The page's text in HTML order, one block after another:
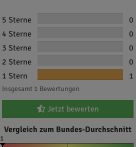
5 Sterne
0
4 Sterne
0
3 Sterne
0
2 Sterne
0
1 Stern
1
Insgesamt 1 Bewertungen
Jetzt bewerten
Vergleich zum Bundes-Durchschnitt
1